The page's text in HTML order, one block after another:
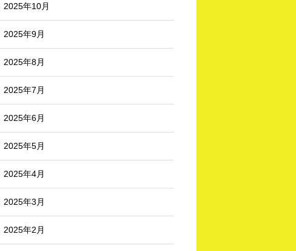
2025年10月
2025年9月
2025年8月
2025年7月
2025年6月
2025年5月
2025年4月
2025年3月
2025年2月